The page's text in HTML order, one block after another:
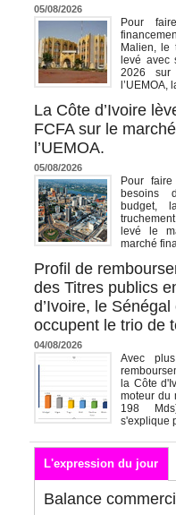
05/08/2026
Pour
Malien, le
levé avec
2026
l’UEMOA,
La Côte d’Ivoire
FCFA sur le
l’UEMOA.
05/08/2026
Pour
besoins
budget,
levé le
marché
Profil de
des Titres publics
d’Ivoire, le
occupent le trio de
04/08/2026
Avec
la Côte
moteur du
198
s'explique
L'expression du jour
Balance